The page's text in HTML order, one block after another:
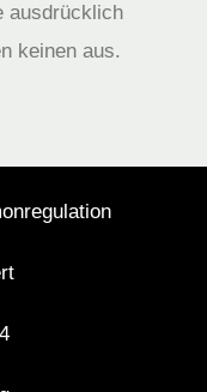
ausdrücklich
keinen aus.